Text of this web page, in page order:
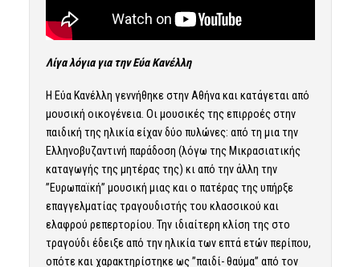
Λίγα λόγια για την Εύα Κανέλλη
Η Εύα Κανέλλη γεννήθηκε στην Αθήνα και κατάγεται από
μουσική οικογένεια. Οι μουσικές της επιρροές στην
παιδική της ηλικία είχαν δύο πυλώνες: από τη μια την
Ελληνοβυζαντινή παράδοση (λόγω της Μικρασιατικής
καταγωγής της μητέρας της) κι από την άλλη την
”Ευρωπαϊκή” μουσική μιας και ο πατέρας της υπήρξε
επαγγελματίας τραγουδιστής του κλασσικού και
ελαφρού ρεπερτορίου. Την ιδιαίτερη κλίση της στο
τραγούδι έδειξε από την ηλικία των επτά ετών περίπου,
οπότε και χαρακτηρίστηκε ως ”παιδί- θαύμα” από τον